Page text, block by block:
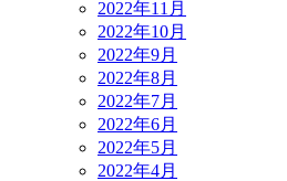
2022年11月
2022年10月
2022年9月
2022年8月
2022年7月
2022年6月
2022年5月
2022年4月